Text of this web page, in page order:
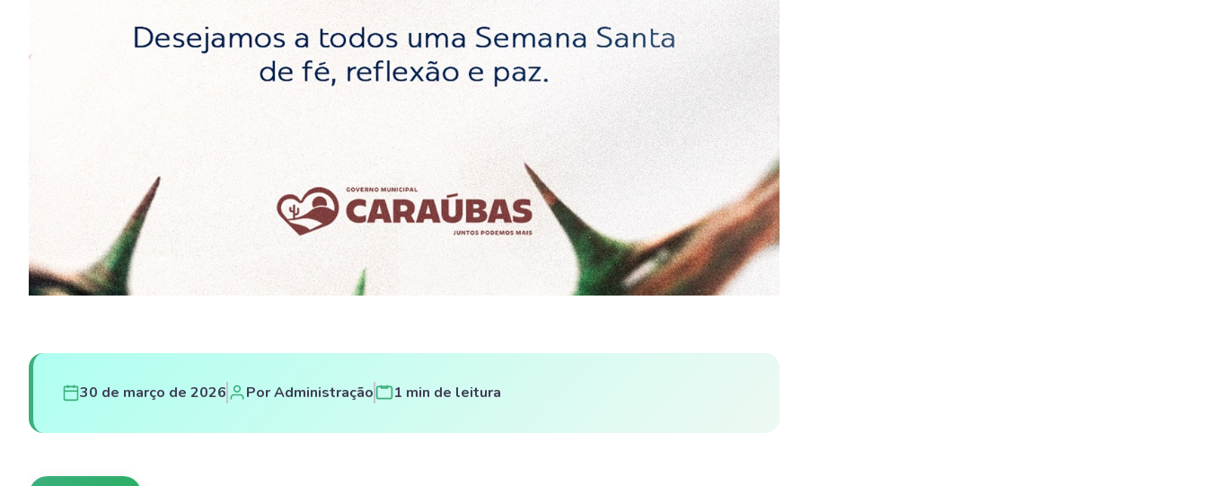
30 de março de 2026 Por Administração 1 min de leitura